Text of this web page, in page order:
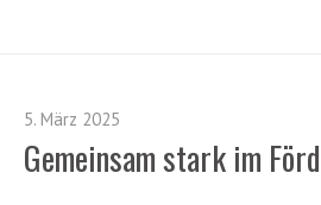
5. März 2025
Gemeinsam stark im